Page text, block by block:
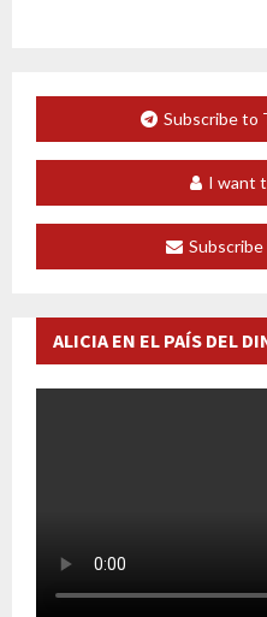
Subscribe to
I want
ALICIA EN EL PAÍS DEL